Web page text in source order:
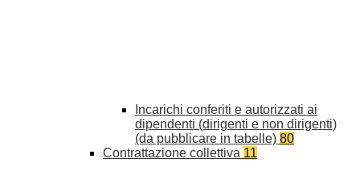
Incarichi conferiti e autorizzati ai
dipendenti (dirigenti e non dirigenti)
(da pubblicare in tabelle) 80
Contrattazione collettiva 11